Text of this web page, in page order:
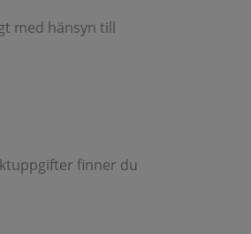
med hänsyn till
finner du